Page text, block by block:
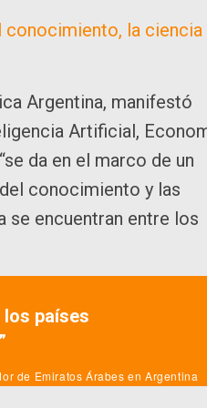
conocimiento, la ciencia
Argentina, manifestó
Artificial,
da en el marco de un
conocimiento y las
se encuentran entre los
los países
de Emiratos Árabes en Argentina